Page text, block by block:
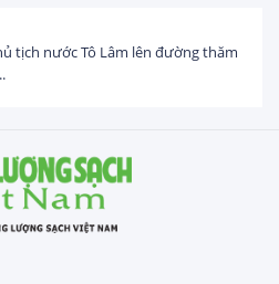
tịch nước Tô Lâm lên đường thăm